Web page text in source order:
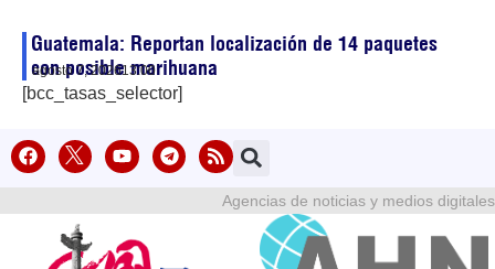
Guatemala: Reportan localización de 14 paquetes
con posible marihuana
agosto 7, 202613:00
[bcc_tasas_selector]
Agencias de noticias y medios digitales